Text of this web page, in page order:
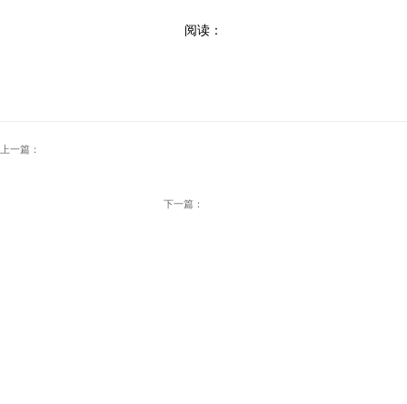
阅读：
上一篇：
下一篇：